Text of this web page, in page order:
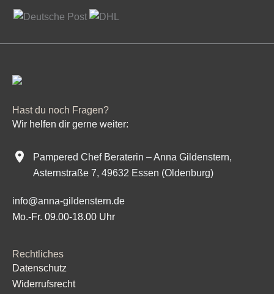
Hast du noch Fragen?
Wir helfen dir gerne weiter:
Pampered Chef Beraterin – Anna Gildenstern,
Asternstraße 7, 49632 Essen (Oldenburg)
info@anna-gildenstern.de
Mo.-Fr. 09.00-18.00 Uhr
Rechtliches
Datenschutz
Widerrufsrecht